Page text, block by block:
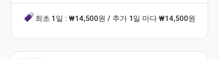
최초 1일 : ₩14,500원 / 추가 1일 마다 ₩14,500원